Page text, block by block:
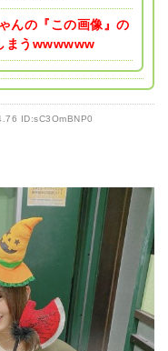
んの『この画像』の
まうwwwwww
ID:sC3OmBNP0